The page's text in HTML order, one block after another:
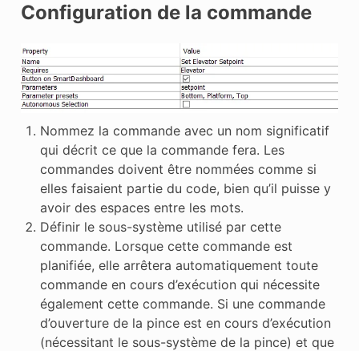
Configuration de la commande
Nommez la commande avec un nom significatif
qui décrit ce que la commande fera. Les
commandes doivent être nommées comme si
elles faisaient partie du code, bien qu’il puisse y
avoir des espaces entre les mots.
Définir le sous-système utilisé par cette
commande. Lorsque cette commande est
planifiée, elle arrêtera automatiquement toute
commande en cours d’exécution qui nécessite
également cette commande. Si une commande
d’ouverture de la pince est en cours d’exécution
(nécessitant le sous-système de la pince) et que